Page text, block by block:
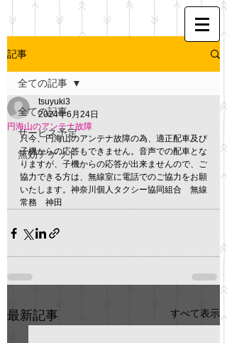
記事
全ての記事
サービス予定
無効チケット
全ての記事
円海山のアンテナ故障
tsuyuki3
2024年6月24日
只今、円海山のアンテナ故障の為、適正配車及び
子機からの応答もできません。音声での配車とな
りますが、子機からの応答が出来ませんので、ご
協力できる方は、無線室に電話でのご協力をお願
いたします。神奈川個人タクシー協同組合　無線
常務　神田
最新記事 すべて表示